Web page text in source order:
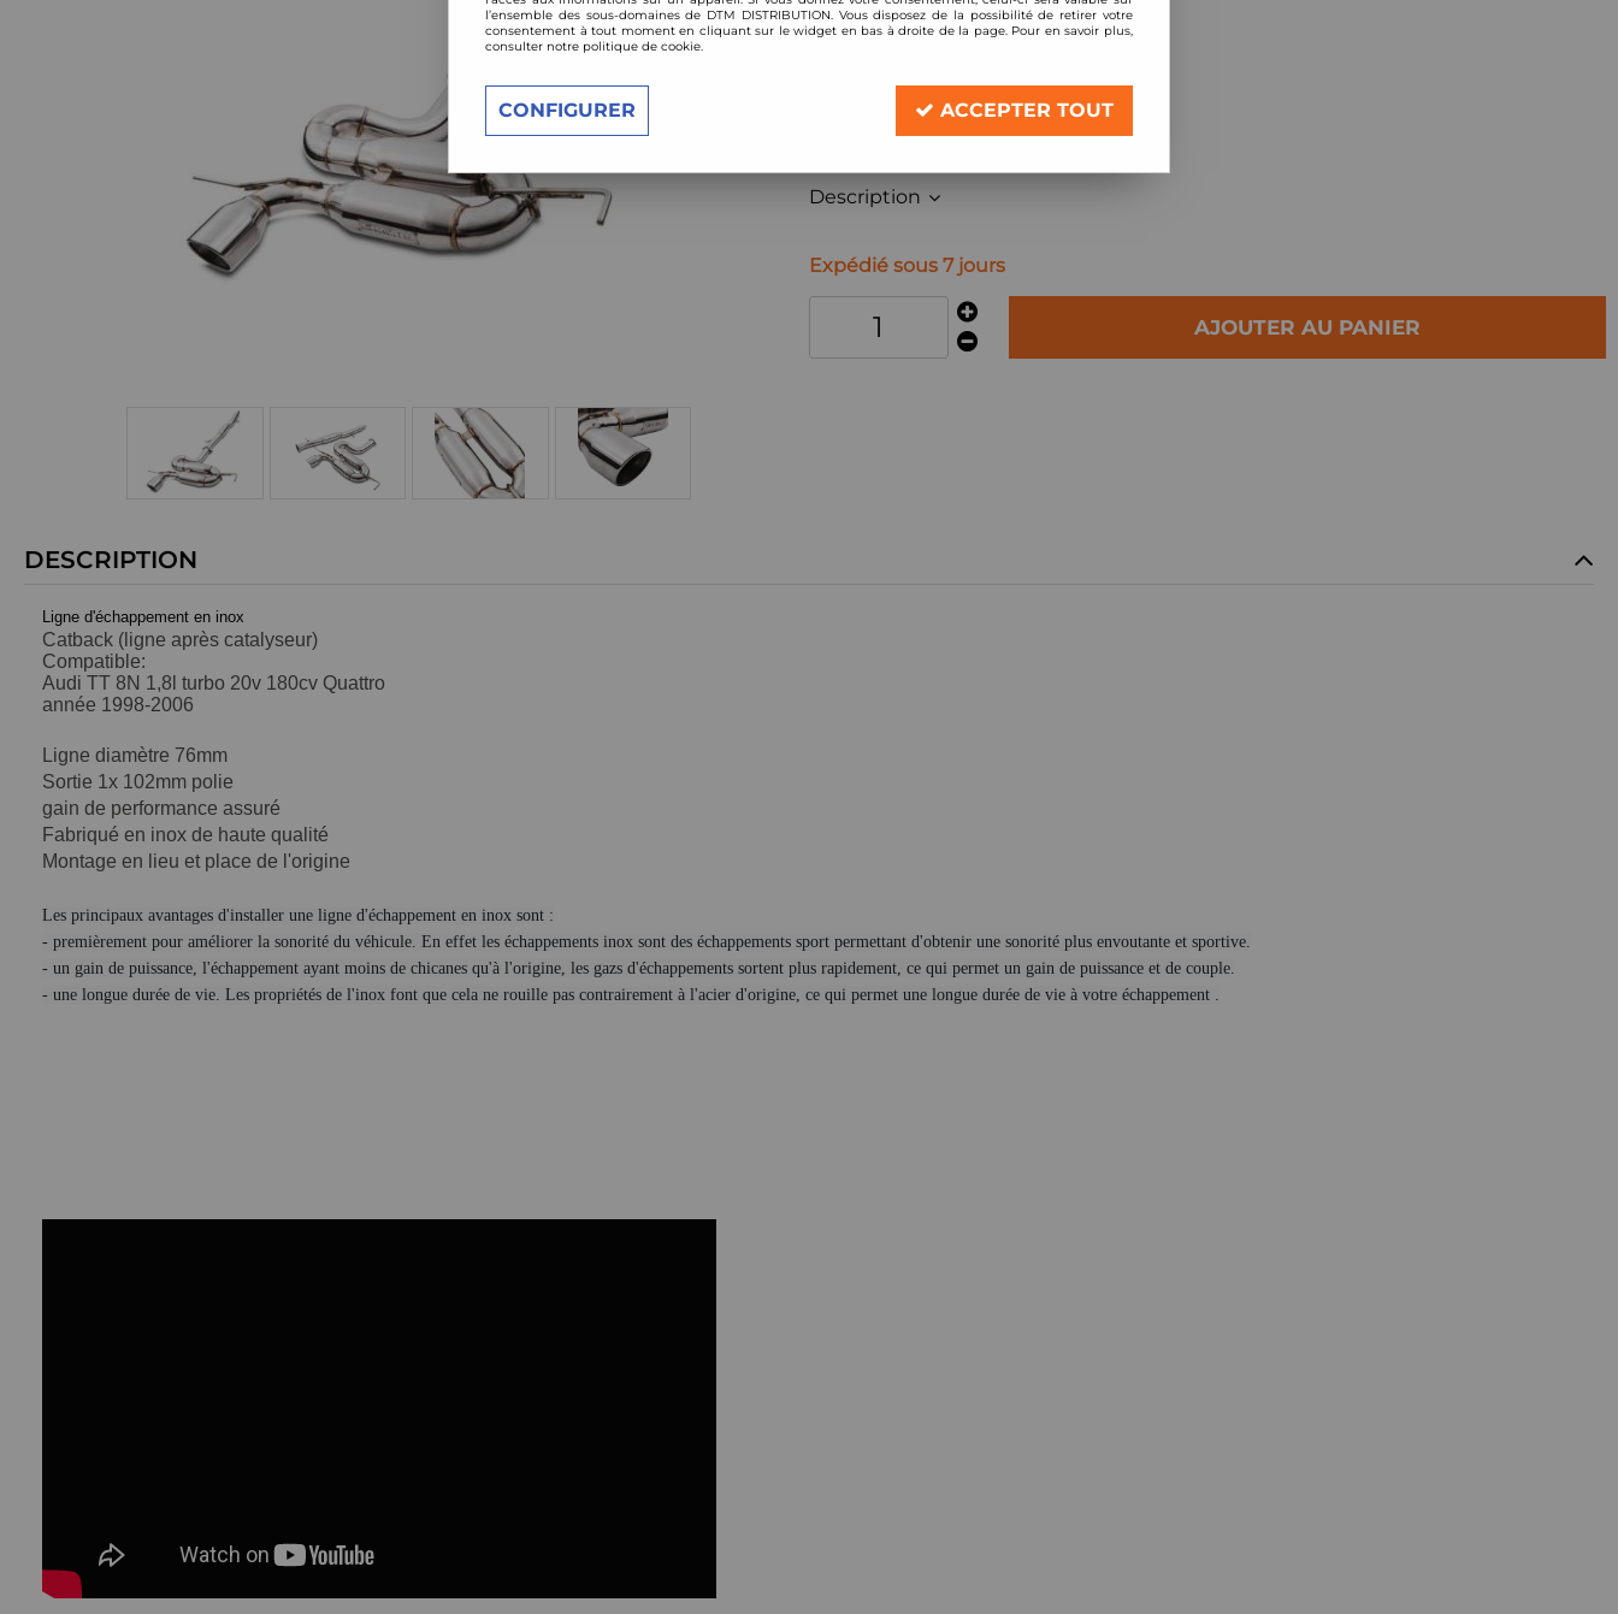
Ligne d'échappement en inox
Compatible:
Audi TT 8N 1,8l turbo 20v 180cv Quattro
Description
Expédié sous 7 jours
AJOUTER AU PANIER
DESCRIPTION
Ligne d'échappement en inox
Catback (ligne après catalyseur)
Compatible:
Audi TT 8N 1,8l turbo 20v 180cv Quattro
année 1998-2006
Ligne diamètre 76mm
Sortie 1x 102mm polie
gain de performance assuré
Fabriqué en inox de haute qualité
Montage en lieu et place de l'origine
Les principaux avantages d'installer une ligne d'échappement en inox sont :
- premièrement pour améliorer la sonorité du véhicule. En effet les échappements inox sont des échappements sport permettant d'obtenir une sonorité plus envoutante et sportive.
- un gain de puissance, l'échappement ayant moins de chicanes qu'à l'origine, les gazs d'échappements sortent plus rapidement, ce qui permet un gain de puissance et de couple.
- une longue durée de vie. Les propriétés de l'inox font que cela ne rouille pas contrairement à l'acier d'origine, ce qui permet une longue durée de vie à votre échappement .
l’ensemble des sous-domaines de DTM DISTRIBUTION. Vous disposez de la possibilité de retirer votre
consentement à tout moment en cliquant sur le widget en bas à droite de la page. Pour en savoir plus,
consulter notre politique de cookie.
CONFIGURER ACCEPTER TOUT